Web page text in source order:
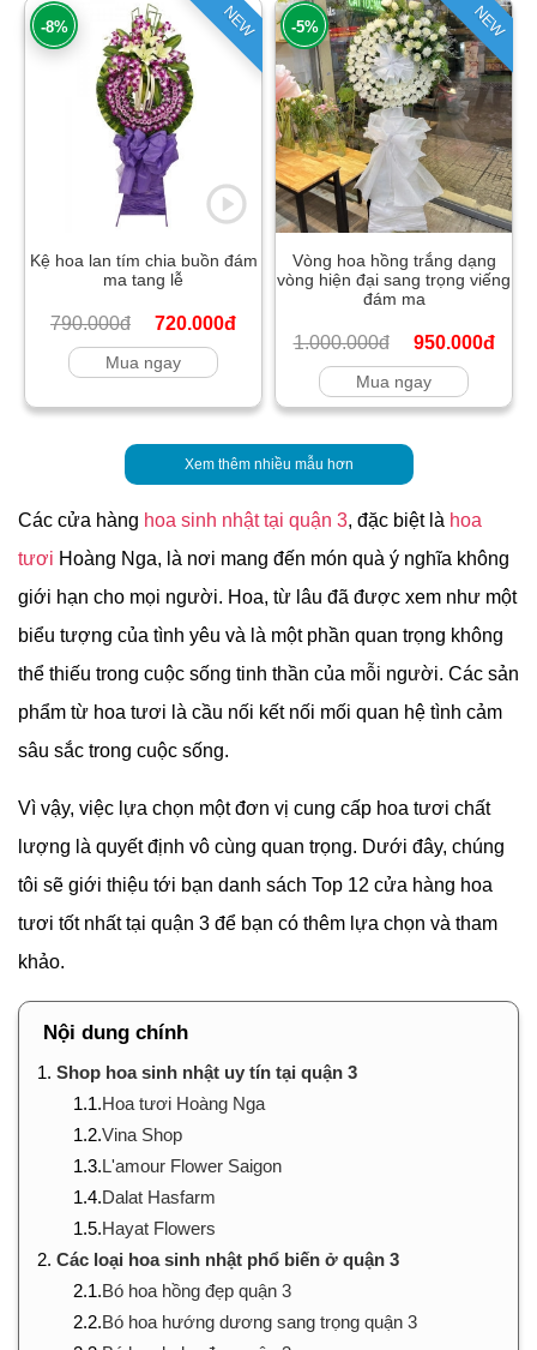
NEW
-8%
Kệ hoa lan tím chia buồn đám
ma tang lễ
790.000đ 720.000đ
Mua ngay
NEW
-5%
Vòng hoa hồng trắng dạng
vòng hiện đại sang trọng viếng
đám ma
1.000.000đ 950.000đ
Mua ngay
Xem thêm nhiều mẫu hơn
Các cửa hàng hoa sinh nhật tại quận 3, đặc biệt là hoa
tươi Hoàng Nga, là nơi mang đến món quà ý nghĩa không
giới hạn cho mọi người. Hoa, từ lâu đã được xem như một
biểu tượng của tình yêu và là một phần quan trọng không
thể thiếu trong cuộc sống tinh thần của mỗi người. Các sản
phẩm từ hoa tươi là cầu nối kết nối mối quan hệ tình cảm
sâu sắc trong cuộc sống.
Vì vậy, việc lựa chọn một đơn vị cung cấp hoa tươi chất
lượng là quyết định vô cùng quan trọng. Dưới đây, chúng
tôi sẽ giới thiệu tới bạn danh sách Top 12 cửa hàng hoa
tươi tốt nhất tại quận 3 để bạn có thêm lựa chọn và tham
khảo.
Nội dung chính
1. Shop hoa sinh nhật uy tín tại quận 3
1.1.Hoa tươi Hoàng Nga
1.2.Vina Shop
1.3.L'amour Flower Saigon
1.4.Dalat Hasfarm
1.5.Hayat Flowers
2. Các loại hoa sinh nhật phổ biến ở quận 3
2.1.Bó hoa hồng đẹp quận 3
2.2.Bó hoa hướng dương sang trọng quận 3